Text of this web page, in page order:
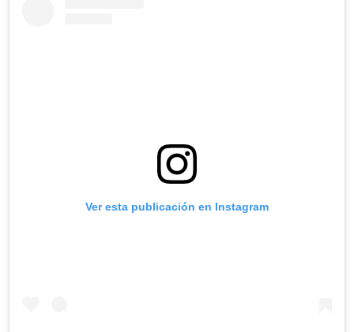
Ver esta publicación en Instagram